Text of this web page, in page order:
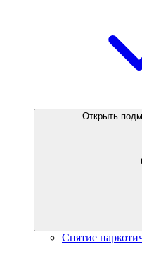
Открыть
Снятие